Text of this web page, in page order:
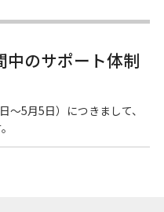
中のサポート体制
～5月5日）につきまして、